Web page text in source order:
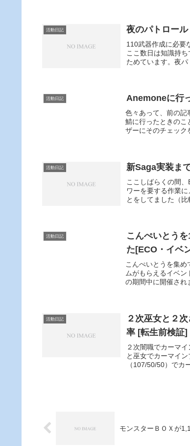
活動日記 夜のパトロール
110武器作成に必要
ここ数日は知識持
ためています。夜
活動日記 Anemoneに行
色々あって、前の記
鯖に行ったときのこ
ザーにそのチェック
活動日記 新Saga実装ま
ここしばらくの間
ワーを要する作業
とをしてました（
活動日記
こんぺいとう
た[ECO・イベ
こんぺいとうを集め
ムがもらえるイベ
の期間中に開催され
活動日記
２次巫女と２
率 [転生前検証]
２次闇職でカーマ
と巫女でカーマイ
（107/50/50）でカ
モンスターＢＯＸが